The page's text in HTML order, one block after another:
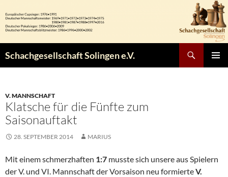
Inhalt
springen
Schachgesellschaft Solingen e.V.
V. MANNSCHAFT
Klatsche für die Fünfte zum
Saisonauftakt
28. SEPTEMBER 2014 MARIUS
Mit einem schmerzhaften 1:7 musste sich unsere aus Spielern
der V. und VI. Mannschaft der Vorsaison neu formierteV.